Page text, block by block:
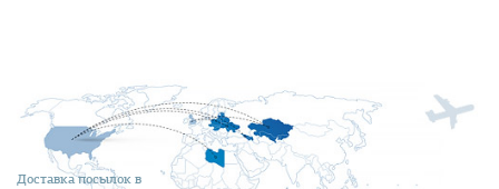
Доставка посылок в